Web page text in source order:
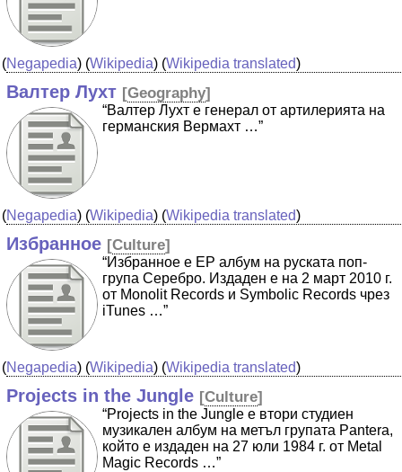
(Negapedia) (Wikipedia) (Wikipedia translated)
Валтер Лухт [Geography]
“Валтер Лухт е генерал от артилерията на
германския Вермахт …”
(Negapedia) (Wikipedia) (Wikipedia translated)
Избранное [Culture]
“Избранное е EP албум на руската поп-
група Серебро. Издаден е на 2 март 2010 г.
от Monolit Records и Symbolic Records чрез
iTunes …”
(Negapedia) (Wikipedia) (Wikipedia translated)
Projects in the Jungle [Culture]
“Projects in the Jungle е втори студиен
музикален албум на метъл групата Pantera,
който е издаден на 27 юли 1984 г. от Metal
Magic Records …”